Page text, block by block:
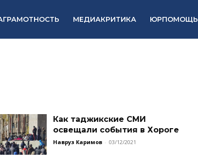
МЕДИАКРИТИКА ЮРПОМОЩЬ
Как таджикские СМИ
освещали события в Хороге
Навруз Каримов - 03/12/2021